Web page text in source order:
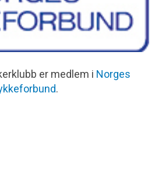
er medlem i Norges
.